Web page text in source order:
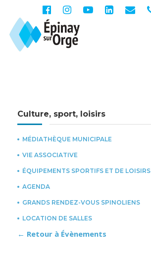
Culture, sport, loisirs
MÉDIATHÈQUE MUNICIPALE
VIE ASSOCIATIVE
ÉQUIPEMENTS SPORTIFS ET DE LOISIRS
AGENDA
GRANDS RENDEZ-VOUS SPINOLIENS
LOCATION DE SALLES
← Retour à Évènements